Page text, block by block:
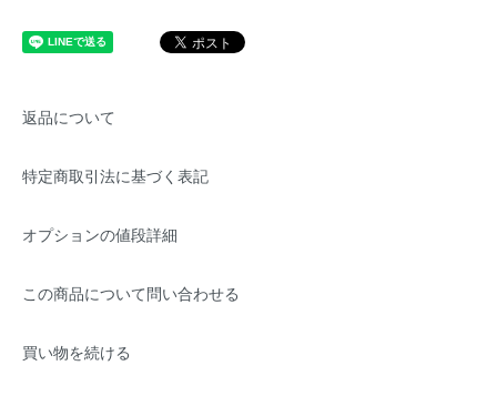
返品について
特定商取引法に基づく表記
オプションの値段詳細
この商品について問い合わせる
買い物を続ける